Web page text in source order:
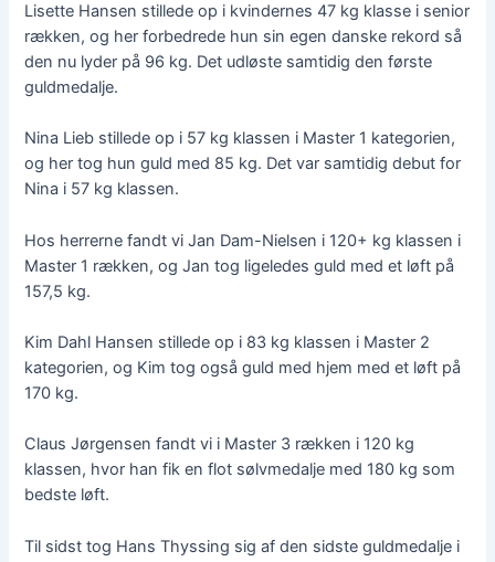
Lisette Hansen stillede op i kvindernes 47 kg klasse i senior
rækken, og her forbedrede hun sin egen danske rekord så
den nu lyder på 96 kg. Det udløste samtidig den første
guldmedalje.
Nina Lieb stillede op i 57 kg klassen i Master 1 kategorien,
og her tog hun guld med 85 kg. Det var samtidig debut for
Nina i 57 kg klassen.
Hos herrerne fandt vi Jan Dam-Nielsen i 120+ kg klassen i
Master 1 rækken, og Jan tog ligeledes guld med et løft på
157,5 kg.
Kim Dahl Hansen stillede op i 83 kg klassen i Master 2
kategorien, og Kim tog også guld med hjem med et løft på
170 kg.
Claus Jørgensen fandt vi i Master 3 rækken i 120 kg
klassen, hvor han fik en flot sølvmedalje med 180 kg som
bedste løft.
Til sidst tog Hans Thyssing sig af den sidste guldmedalje i